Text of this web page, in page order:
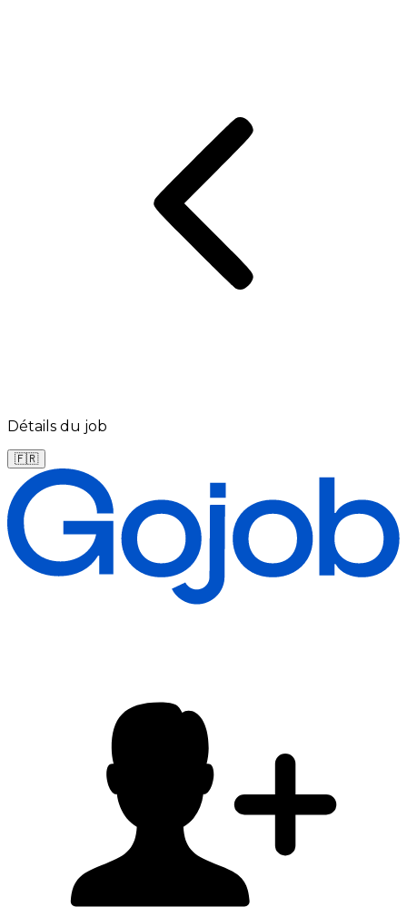
Détails du job
🇫🇷